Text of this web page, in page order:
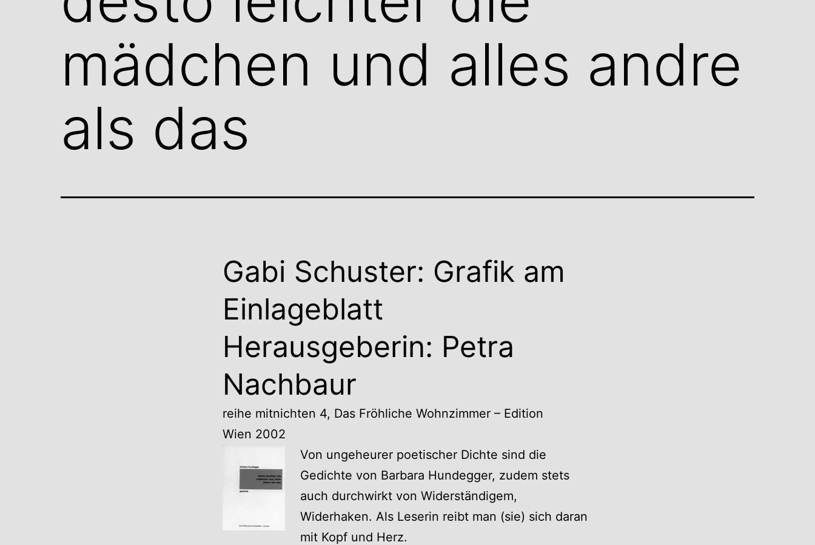
mädchen und alles andre
als das
Gabi Schuster: Grafik am
Einlageblatt
Herausgeberin: Petra
Nachbaur
reihe mitnichten 4, Das Fröhliche Wohnzimmer – Edition
Wien 2002
Von ungeheurer poetischer Dichte sind die
Gedichte von Barbara Hundegger, zudem stets
auch durchwirkt von Widerständigem,
Widerhaken. Als Leserin reibt man (sie) sich daran
mit Kopf und Herz.